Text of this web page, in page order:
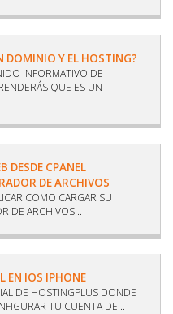
DOMINIO Y EL HOSTING?
INFORMATIVO DE
QUE ES UN
DESDE CPANEL
DE ARCHIVOS
COMO CARGAR SU
DE ARCHIVOS...
EN IOS IPHONE
DE HOSTINGPLUS DONDE
TU CUENTA DE...